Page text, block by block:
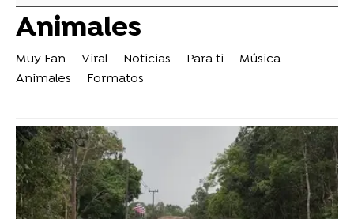
Animales
Muy Fan Viral Noticias Para ti
Música
Animales
Formatos